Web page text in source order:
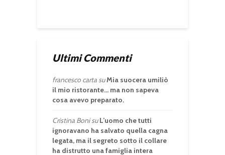
Ultimi Commenti
francesco cartasuMia suocera umiliò
il mio ristorante… ma non sapeva
cosa avevo preparato.
Cristina BonisuL’uomo che tutti
ignoravano ha salvato quella cagna
legata, ma il segreto sotto il collare
ha distrutto una famiglia intera